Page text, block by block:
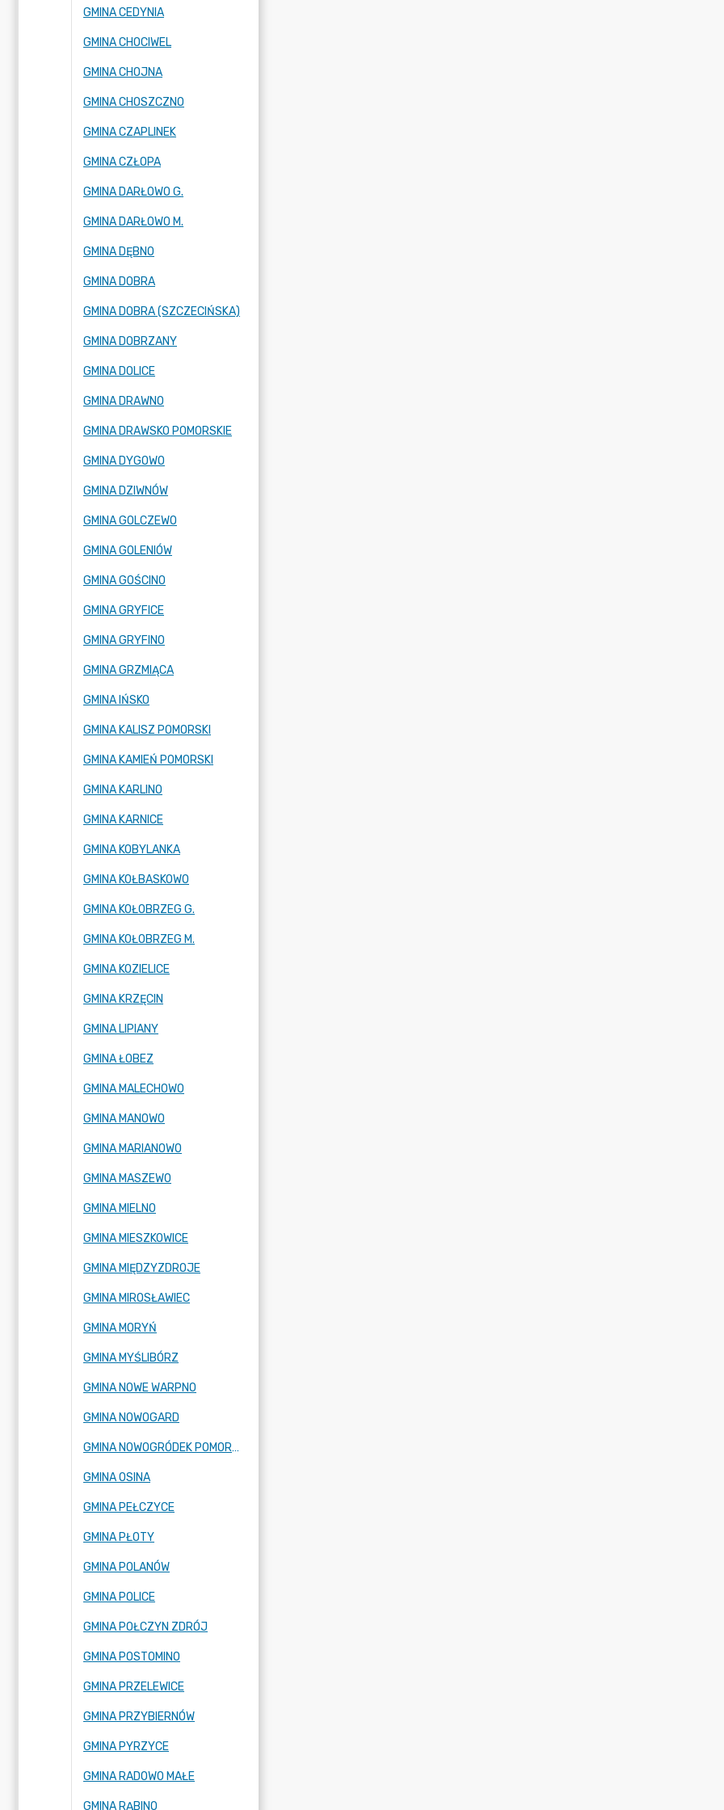
GMINA CEDYNIA
GMINA CHOCIWEL
GMINA CHOJNA
GMINA CHOSZCZNO
GMINA CZAPLINEK
GMINA CZŁOPA
GMINA DARŁOWO G.
GMINA DARŁOWO M.
GMINA DĘBNO
GMINA DOBRA
GMINA DOBRA (SZCZECIŃSKA)
GMINA DOBRZANY
GMINA DOLICE
GMINA DRAWNO
GMINA DRAWSKO POMORSKIE
GMINA DYGOWO
GMINA DZIWNÓW
GMINA GOLCZEWO
GMINA GOLENIÓW
GMINA GOŚCINO
GMINA GRYFICE
GMINA GRYFINO
GMINA GRZMIĄCA
GMINA IŃSKO
GMINA KALISZ POMORSKI
GMINA KAMIEŃ POMORSKI
GMINA KARLINO
GMINA KARNICE
GMINA KOBYLANKA
GMINA KOŁBASKOWO
GMINA KOŁOBRZEG G.
GMINA KOŁOBRZEG M.
GMINA KOZIELICE
GMINA KRZĘCIN
GMINA LIPIANY
GMINA ŁOBEZ
GMINA MALECHOWO
GMINA MANOWO
GMINA MARIANOWO
GMINA MASZEWO
GMINA MIELNO
GMINA MIESZKOWICE
GMINA MIĘDZYZDROJE
GMINA MIROSŁAWIEC
GMINA MORYŃ
GMINA MYŚLIBÓRZ
GMINA NOWE WARPNO
GMINA NOWOGARD
GMINA NOWOGRÓDEK POMORSKI
GMINA OSINA
GMINA PEŁCZYCE
GMINA PŁOTY
GMINA POLANÓW
GMINA POLICE
GMINA POŁCZYN ZDRÓJ
GMINA POSTOMINO
GMINA PRZELEWICE
GMINA PRZYBIERNÓW
GMINA PYRZYCE
GMINA RADOWO MAŁE
GMINA RĄBINO